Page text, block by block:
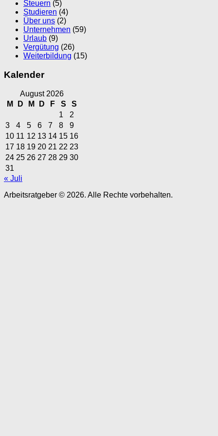
Steuern (5)
Studieren (4)
Über uns (2)
Unternehmen (59)
Urlaub (9)
Vergütung (26)
Weiterbildung (15)
Kalender
August 2026
M
D M D F S
S
1
2
3
4 5 6 7 8
9
10 11 12 13 14 15 16
17 18 19 20 21 22 23
24 25 26 27 28 29 30
31
« Juli
Arbeitsratgeber © 2026. Alle Rechte vorbehalten.